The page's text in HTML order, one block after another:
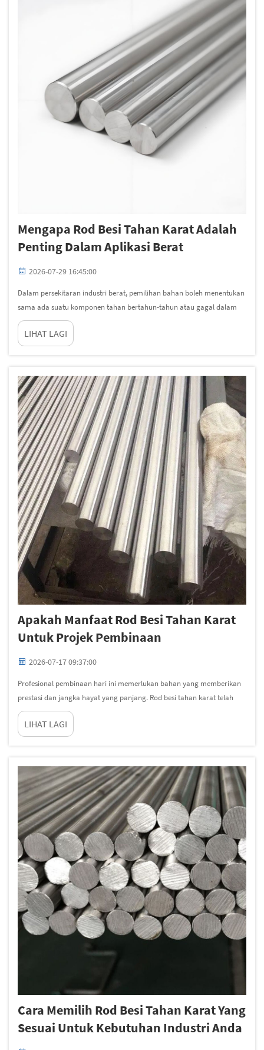
Mengapa Rod Besi Tahan Karat Adalah
Penting Dalam Aplikasi Berat
2026-07-29 16:45:00
Dalam persekitaran industri berat, pemilihan bahan boleh menentukan
sama ada suatu komponen tahan bertahun-tahun atau gagal dalam
masa beberapa bulan. Rod besi tahan karat telah menjadi pilihan
bahan asas di pelbagai sektor yang memerlukan kekuatan dan
rintangan terhadap kakisan,...
LIHAT LAGI
Apakah Manfaat Rod Besi Tahan Karat
Untuk Projek Pembinaan
2026-07-17 09:37:00
Profesional pembinaan hari ini memerlukan bahan yang memberikan
prestasi dan jangka hayat yang panjang. Rod besi tahan karat telah
menjadi salah satu pilihan paling dipercayai dalam projek pembinaan
struktur, sivil dan industri. Gabungan sifat mekanikalnya,...
LIHAT LAGI
Cara Memilih Rod Besi Tahan Karat Yang
Sesuai Untuk Kebutuhan Industri Anda